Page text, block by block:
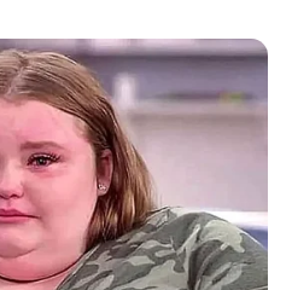
erschlagen würden,
so viele andere Menschen
weitere Kalauer
Impressum & Kontakt
Smartphone Startseite